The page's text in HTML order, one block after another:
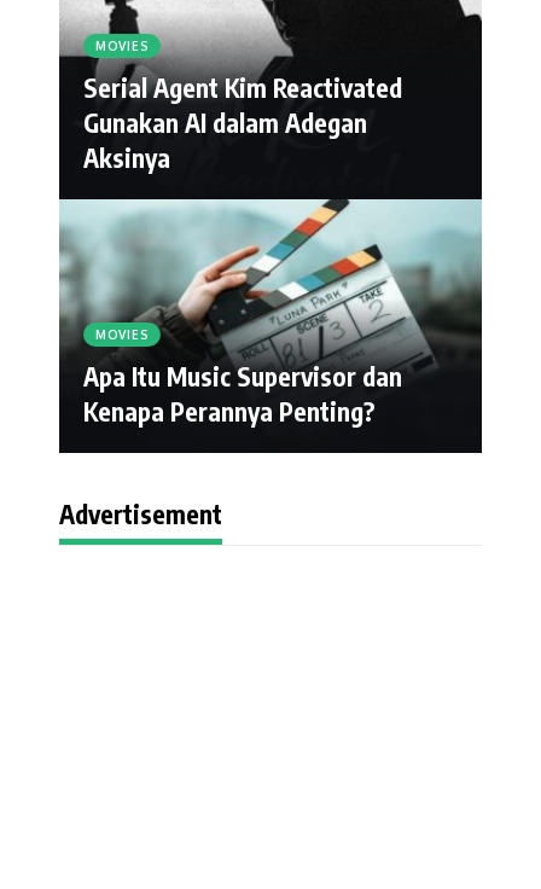
MOVIES
Serial Agent Kim Reactivated
Gunakan AI dalam Adegan
Aksinya
MOVIES
Apa Itu Music Supervisor dan
Kenapa Perannya Penting?
Advertisement